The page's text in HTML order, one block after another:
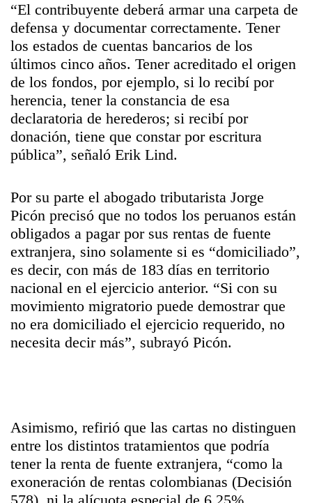
“El contribuyente deberá armar una carpeta de
defensa y documentar correctamente. Tener
los estados de cuentas bancarios de los
últimos cinco años. Tener acreditado el origen
de los fondos, por ejemplo, si lo recibí por
herencia, tener la constancia de esa
declaratoria de herederos; si recibí por
donación, tiene que constar por escritura
pública”, señaló Erik Lind.
Por su parte el abogado tributarista Jorge
Picón precisó que no todos los peruanos están
obligados a pagar por sus rentas de fuente
extranjera, sino solamente si es “domiciliado”,
es decir, con más de 183 días en territorio
nacional en el ejercicio anterior. “Si con su
movimiento migratorio puede demostrar que
no era domiciliado el ejercicio requerido, no
necesita decir más”, subrayó Picón.
Asimismo, refirió que las cartas no distinguen
entre los distintos tratamientos que podría
tener la renta de fuente extranjera, “como la
exoneración de rentas colombianas (Decisión